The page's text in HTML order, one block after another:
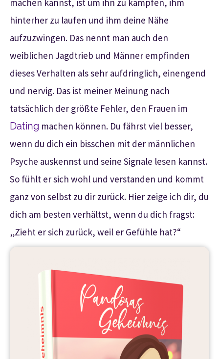
hinterher zu laufen und ihm deine Nähe
aufzuzwingen. Das nennt man auch den
weiblichen Jagdtrieb und Männer empfinden
dieses Verhalten als sehr aufdringlich, einengend
und nervig. Das ist meiner Meinung nach
tatsächlich der größte Fehler, den Frauen im
Dating machen können. Du fährst viel besser,
wenn du dich ein bisschen mit der männlichen
Psyche auskennst und seine Signale lesen kannst.
So fühlt er sich wohl und verstanden und kommt
ganz von selbst zu dir zurück. Hier zeige ich dir, du
dich am besten verhältst, wenn du dich fragst:
„Zieht er sich zurück, weil er Gefühle hat?“